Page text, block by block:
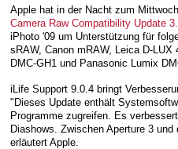
Apple hat in der Nacht zum
Camera Raw Compatibility Update
iPhoto '09 um Unterstützung für
sRAW, Canon mRAW, Leica D-
DMC-GH1 und Panasonic Lumix
iLife Support 9.0.4 bringt
"Dieses Update enthält
Programme zugreifen. Es
Diashows. Zwischen Aperture 3
erläutert Apple.